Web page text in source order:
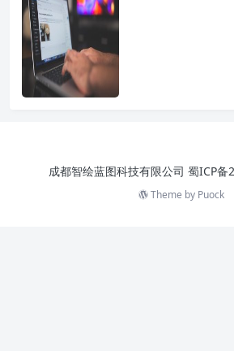
成都智绘蓝图科技有限公司 蜀ICP备
Theme by Puock